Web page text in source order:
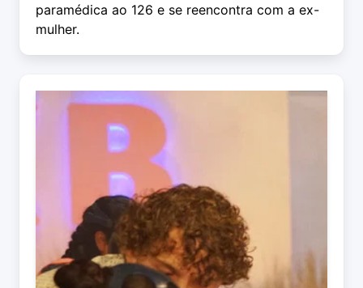
paramédica ao 126 e se reencontra com a ex-
mulher.